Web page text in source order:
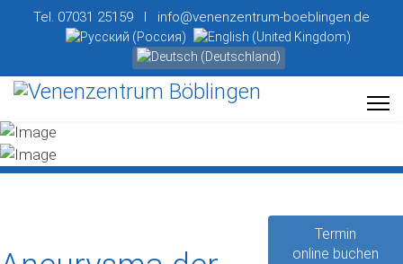
Tel. 07031 25159 I info@venenzentrum-boeblingen.de
Termin
online buchen
Sprache auswählen